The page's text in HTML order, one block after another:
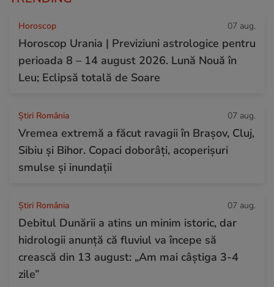
Horoscop 07 aug.
Horoscop Urania | Previziuni astrologice pentru
perioada 8 – 14 august 2026. Lună Nouă în
Leu; Eclipsă totală de Soare
Știri România 07 aug.
Vremea extremă a făcut ravagii în Brașov, Cluj,
Sibiu și Bihor. Copaci doborâți, acoperișuri
smulse și inundații
Știri România 07 aug.
Debitul Dunării a atins un minim istoric, dar
hidrologii anunță că fluviul va începe să
crească din 13 august: „Am mai câștiga 3-4
zile”